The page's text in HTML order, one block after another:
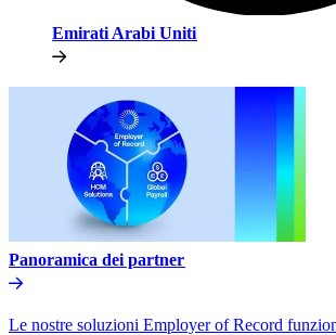
Emirati Arabi Uniti​​
Panoramica dei partner​​
Le nostre soluzioni Employer of Record